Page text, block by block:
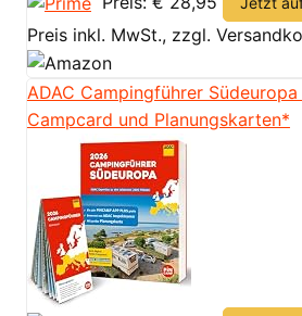
Preis inkl. MwSt., zzgl.
ADAC Campingführer
Campcard und Planungskarten*